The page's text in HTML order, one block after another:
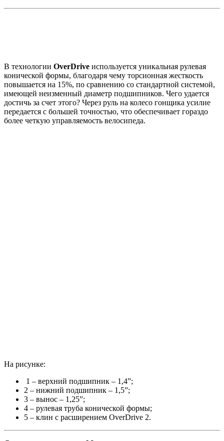
В технологии OverDrive используется уникальная рулевая
конической формы, благодаря чему торсионная жесткость
повышается на 15%, по сравнению со стандартной системой,
имеющей неизменный диаметр подшипников. Чего удается
достичь за счет этого? Через руль на колесо гонщика усилие
передается с большей точностью, что обеспечивает гораздо
более четкую управляемость велосипеда.
На рисунке:
1 – верхний подшипник – 1,4”;
2 – нижний подшипник – 1,5”;
3 – вынос – 1,25”;
4 – рулевая труба конической формы;
5 – клин с расширением OverDrive 2.